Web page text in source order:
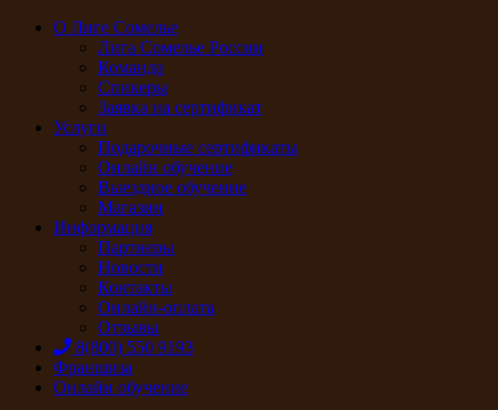
О Лиге Сомелье
Лига Сомелье России
Команда
Спикеры
Заявка на сертификат
Услуги
Подарочные сертификаты
Онлайн обучение
Выездное обучение
Магазин
Информация
Партнеры
Новости
Контакты
Онлайн-оплата
Отзывы
8(800) 550 9193
Франшиза
Онлайн обучение